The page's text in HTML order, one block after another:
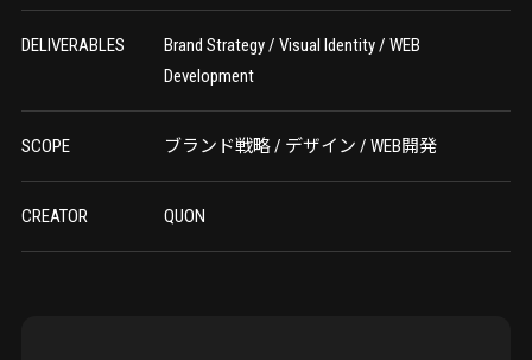
DELIVERABLES
Brand Strategy / Visual Identity / WEB
Development
SCOPE ブランド戦略 / デザイン / WEB開発
CREATOR QUON